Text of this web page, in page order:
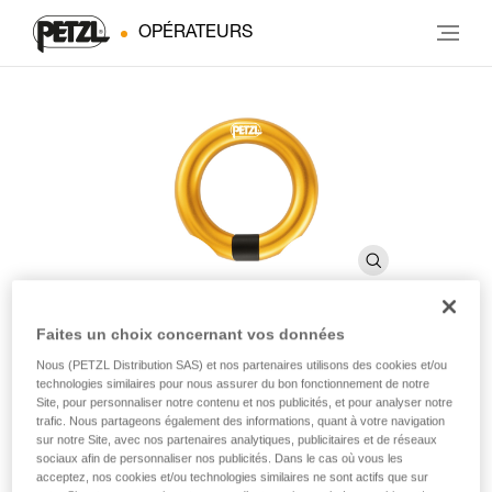
OPÉRATEURS
RING OPEN
Anneau ouvrable multidirectionnel
L’anneau ouvrable RING OPEN est adapté à la connexion
Faites un choix concernant vos données
Nous (PETZL Distribution SAS) et nos partenaires utilisons des cookies et/ou
technologies similaires pour nous assurer du bon fonctionnement de notre
Site, pour personnaliser notre contenu et nos publicités, et pour analyser notre
trafic. Nous partageons également des informations, quant à votre navigation
sur notre Site, avec nos partenaires analytiques, publicitaires et de réseaux
sociaux afin de personnaliser nos publicités. Dans le cas où vous les
acceptez, nos cookies et/ou technologies similaires ne sont actifs que sur